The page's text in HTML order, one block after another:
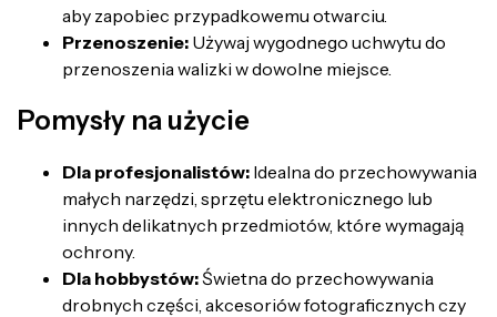
aby zapobiec przypadkowemu otwarciu.
Przenoszenie: Używaj wygodnego uchwytu do
przenoszenia walizki w dowolne miejsce.
Pomysły na użycie
Dla profesjonalistów: Idealna do przechowywania
małych narzędzi, sprzętu elektronicznego lub
innych delikatnych przedmiotów, które wymagają
ochrony.
Dla hobbystów:Świetna do przechowywania
drobnych części, akcesoriów fotograficznych czy